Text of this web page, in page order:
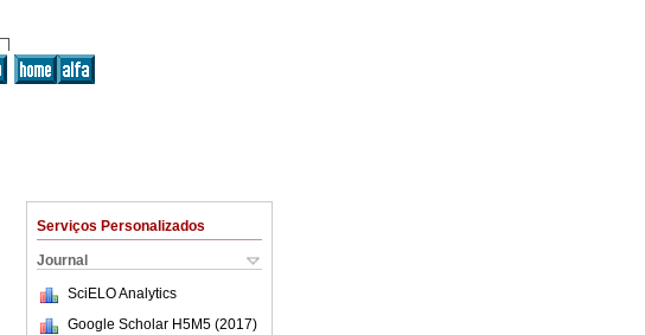
Serviços Personalizados
Journal
SciELO Analytics
Google Scholar H5M5 (2017)